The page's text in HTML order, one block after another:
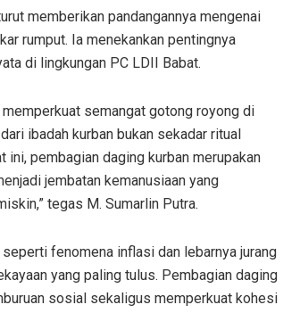
memberikan pandangannya mengenai
rumput. Ia menekankan pentingnya
di lingkungan PC LDII Babat.
semangat gotong royong di
ibadah kurban bukan sekadar ritual
pembagian daging kurban merupakan
jembatan kemanusiaan yang
tegas M. Sumarlin Putra.
fenomena inflasi dan lebarnya jurang
yang paling tulus. Pembagian daging
sosial sekaligus memperkuat kohesi